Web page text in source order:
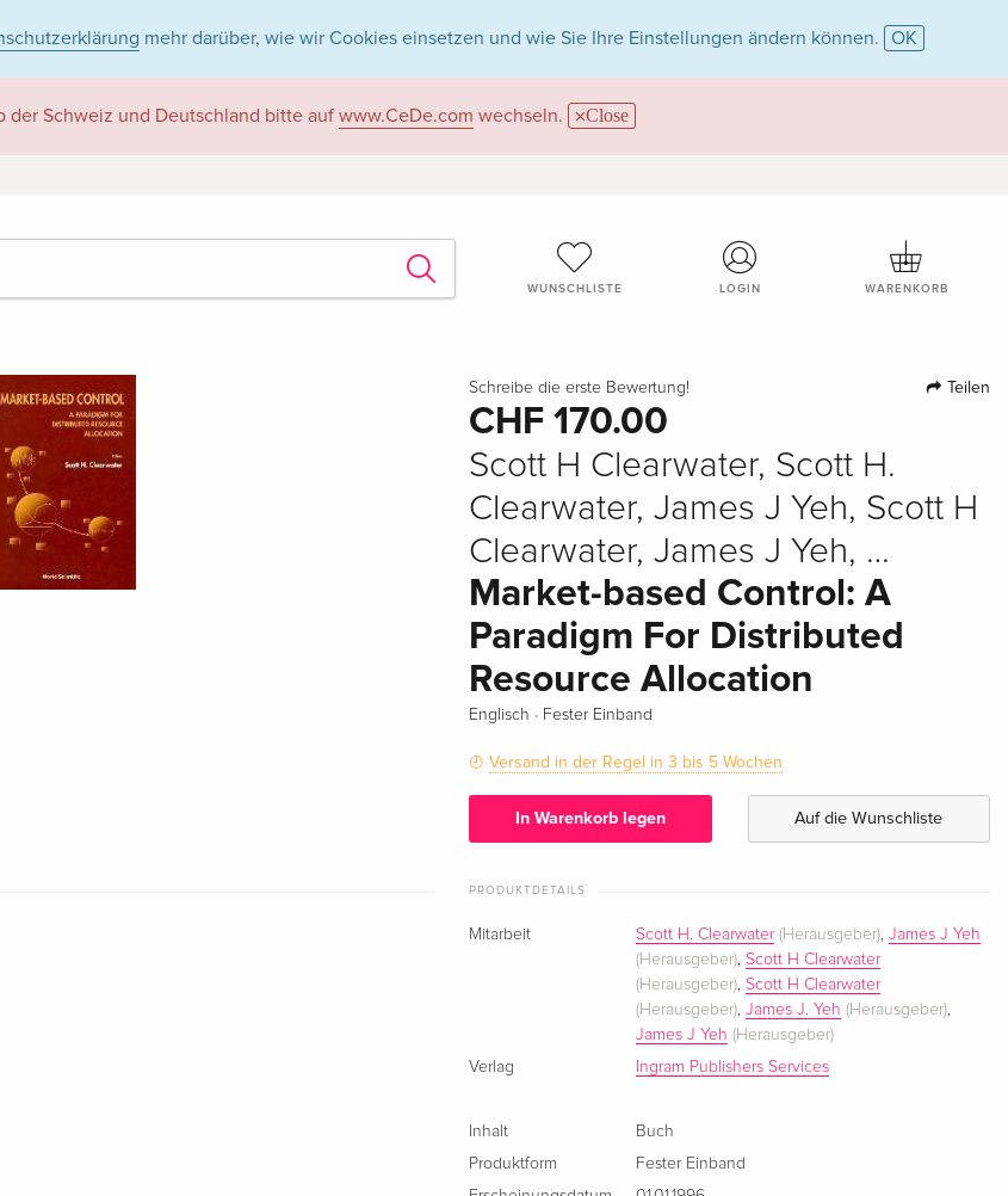
mehr darüber, wie wir Cookies einsetzen und wie Sie Ihre Einstellungen ändern können. OK
der Schweiz und Deutschland bitte auf www.CeDe.com wechseln. Close
WUNSCHLISTE LOGIN WARENKORB
Schreibe die erste Bewertung! Teilen
CHF 170.00
Scott H Clearwater, Scott H.
Clearwater, James J Yeh, Scott H
Clearwater, James J Yeh, …
Market-based Control: A
Paradigm For Distributed
Resource Allocation
Englisch · Fester Einband
Versand in der Regel in 3 bis 5 Wochen
In Warenkorb legen Auf die Wunschliste
PRODUKTDETAILS
Mitarbeit Scott H. Clearwater(Herausgeber),James J Yeh
(Herausgeber),Scott H Clearwater
(Herausgeber),Scott H Clearwater
(Herausgeber),James J. Yeh (Herausgeber),
James J Yeh (Herausgeber)
Verlag
Ingram Publishers Services
Inhalt
Buch
Produktform
Fester Einband